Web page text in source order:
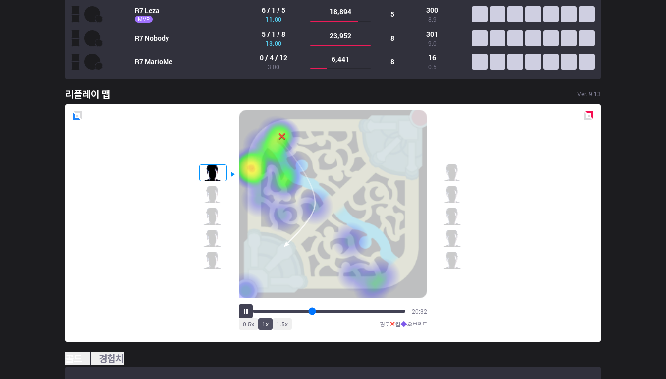
R7 Leza
MVP
6 / 1 / 5
11.00
18,894 5 300
8.9
R7 Nobody 5 / 1 / 8
13.00
23,952 8 301
9.0
R7 MarioMe 0 / 4 / 12
3.00
6,441 8 16
0.5
리플레이 맵 Ver. 9.13
25:25
0.5x 1x 1.5x 경로✕킬◆오브젝트
경험치